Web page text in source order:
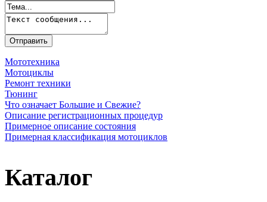
Мототехника
Мотоциклы
Ремонт техники
Тюнинг
Что означает Большие и Свежие?
Описание регистрационных процедур
Примерное описание состояния
Примерная классификация мотоциклов
Каталог